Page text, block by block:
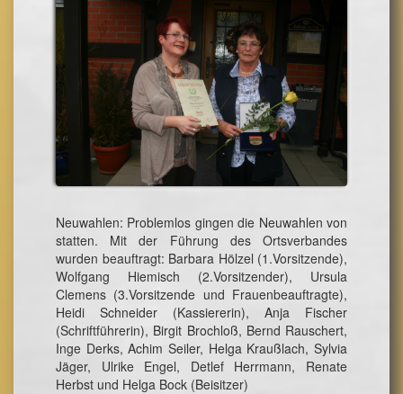
Neuwahlen: Problemlos gingen die Neuwahlen von
statten. Mit der Führung des Ortsverbandes
wurden beauftragt: Barbara Hölzel (1.Vorsitzende),
Wolfgang Hiemisch (2.Vorsitzender), Ursula
Clemens (3.Vorsitzende und Frauenbeauftragte),
Heidi Schneider (Kassiererin), Anja Fischer
(Schriftführerin), Birgit Brochloß, Bernd Rauschert,
Inge Derks, Achim Seiler, Helga Kraußlach, Sylvia
Jäger, Ulrike Engel, Detlef Herrmann, Renate
Herbst und Helga Bock (Beisitzer)